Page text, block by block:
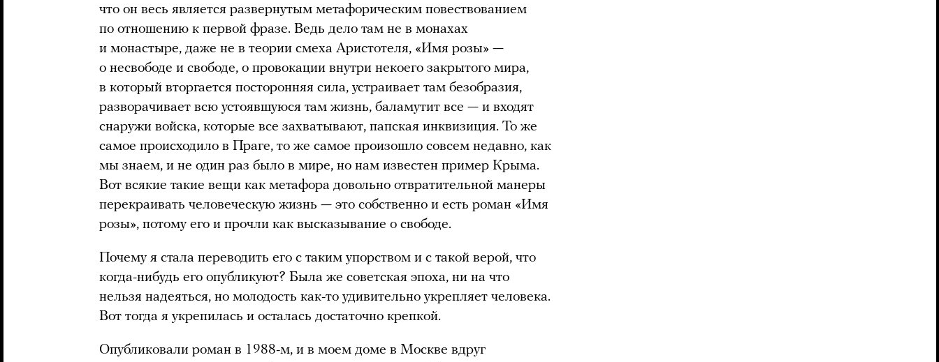
что он весь является развернутым метафорическим повествованием
по отношению к первой фразе. Ведь дело там не в монахах
и монастыре, даже не в теории смеха Аристотеля, «Имя розы» —
о несвободе и свободе, о провокации внутри некоего закрытого мира,
в который вторгается посторонняя сила, устраивает там безобразия,
разворачивает всю устоявшуюся там жизнь, баламутит все — и входят
снаружи войска, которые все захватывают, папская инквизиция. То же
самое происходило в Праге, то же самое произошло совсем недавно, как
мы знаем, и не один раз было в мире, но нам известен пример Крыма.
Вот всякие такие вещи как метафора довольно отвратительной манеры
перекраивать человеческую жизнь — это собственно и есть роман «Имя
розы», потому его и прочли как высказывание о свободе.
Почему я стала переводить его с таким упорством и с такой верой, что
когда-нибудь его опубликуют? Была же советская эпоха, ни на что
нельзя надеяться, но молодость как-то удивительно укрепляет человека.
Вот тогда я укрепилась и осталась достаточно крепкой.
Опубликовали роман в 1988-м, и в моем доме в Москве вдруг